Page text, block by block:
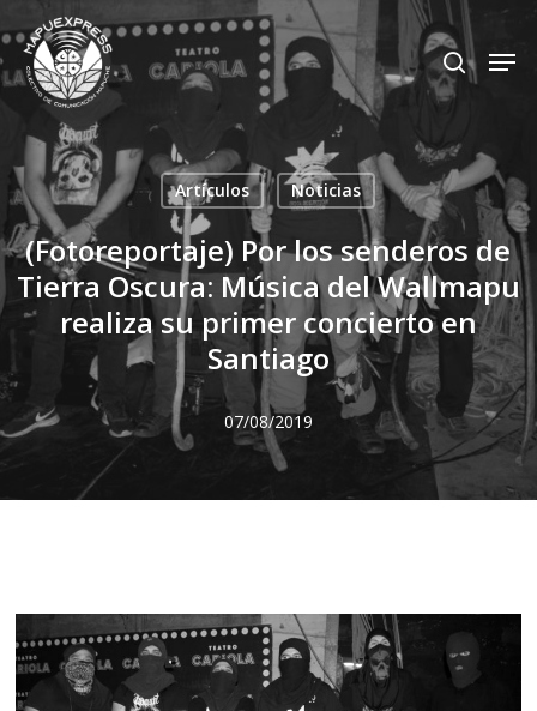
Skip
to
main
content
search
Artículos Noticias
(Fotoreportaje) Por los senderos de
Tierra Oscura: Música del Wallmapu
realiza su primer concierto en
Santiago
07/08/2019
Close